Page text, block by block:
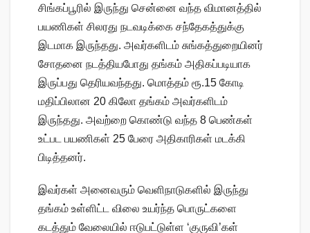
சிங்கப்பூரில் இருந்து சென்னை வந்த விமானத்தில்
பயணிகள் சிலரது நடவடிக்கை சந்தேகத்துக்கு
இடமாக இருந்தது. அவர்களிடம் சுங்கத்துறையினர்
சோதனை நடத்தியபோது தங்கம் அதிகப்படியாக
இருப்பது தெரியவந்தது. மொத்தம் ரூ.15 கோடி
மதிப்பிலான 20 கிலோ தங்கம் அவர்களிடம்
இருந்தது. அவற்றை கொண்டு வந்த 8 பெண்கள்
உட்பட பயணிகள் 25 பேரை அதிகாரிகள் மடக்கி
பிடித்தனர்.
இவர்கள் அனைவரும் வெளிநாடுகளில் இருந்து
தங்கம் உள்ளிட்ட விலை உயர்ந்த பொருட்களை
கடத்தும் வேலையில் ஈடுபட்டுள்ள ‘குருவி’கள்